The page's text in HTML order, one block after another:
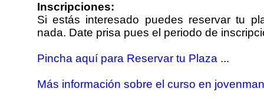
Inscripciones:
Si estás interesado puedes reservar tu
nada. Date prisa pues el periodo de
Pincha aquí para Reservar tu Plaza ...
Más información sobre el curso en